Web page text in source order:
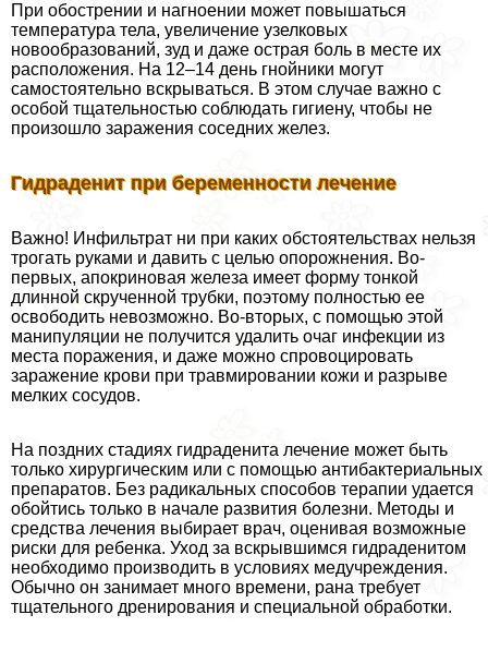
При обострении и нагноении может повышаться
температура тела, увеличение узелковых
новообразований, зуд и даже острая боль в месте их
расположения. На 12–14 день гнойники могут
самостоятельно вскрываться. В этом случае важно с
особой тщательностью соблюдать гигиену, чтобы не
произошло заражения соседних желез.
Гидраденит при беременности лечение
Важно! Инфильтрат ни при каких обстоятельствах нельзя
трогать руками и давить с целью oпopoжнения. Во-
первых, апокриновая железа имеет форму тонкой
длинной скрученной трубки, поэтому полностью ее
освободить невозможно. Во-вторых, с помощью этой
манипуляции не получится удалить очаг инфекции из
места поражения, и даже можно спровоцировать
заражение крови при травмировании кожи и разрыве
мелких сосудов.
На поздних стадиях гидраденита лечение может быть
только хирургическим или с помощью антибактериальных
препаратов. Без радикальных способов терапии удается
обойтись только в начале развития болезни. Методы и
средства лечения выбирает врач, оценивая возможные
риски для ребенка. Уход за вскрывшимся гидраденитом
необходимо производить в условиях медучреждения.
Обычно он занимает много времени, рана требует
тщательного дренирования и специальной обработки.